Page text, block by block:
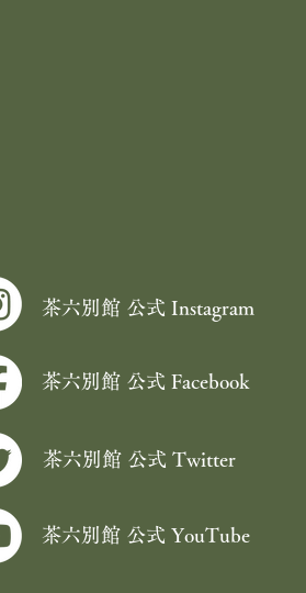
茶六別館 公式 Instagram
茶六別館 公式 Facebook
茶六別館 公式 Twitter
茶六別館 公式 YouTube